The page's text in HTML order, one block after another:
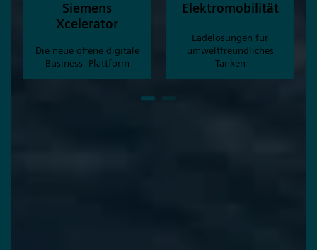
Siemens
Xcelerator
Die neue offene digitale
Business- Plattform
Elektromobilität
Ladelösungen für
umweltfreundliches
Tanken